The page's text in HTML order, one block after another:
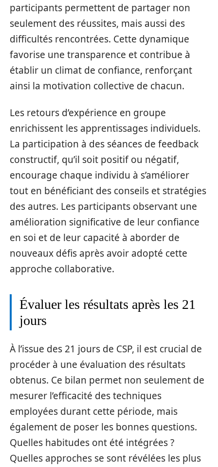
participants permettent de partager non
seulement des réussites, mais aussi des
difficultés rencontrées. Cette dynamique
favorise une transparence et contribue à
établir un climat de confiance, renforçant
ainsi la motivation collective de chacun.
Les retours d’expérience en groupe
enrichissent les apprentissages individuels.
La participation à des séances de feedback
constructif, qu’il soit positif ou négatif,
encourage chaque individu à s’améliorer
tout en bénéficiant des conseils et stratégies
des autres. Les participants observant une
amélioration significative de leur confiance
en soi et de leur capacité à aborder de
nouveaux défis après avoir adopté cette
approche collaborative.
Évaluer les résultats après les 21
jours
À l’issue des 21 jours de CSP, il est crucial de
procéder à une évaluation des résultats
obtenus. Ce bilan permet non seulement de
mesurer l’efficacité des techniques
employées durant cette période, mais
également de poser les bonnes questions.
Quelles habitudes ont été intégrées ?
Quelles approches se sont révélées les plus